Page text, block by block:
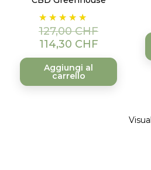
Prezzo
base
127,00 CHF
Prezzo
114,30 CHF
Aggiungi al
carrello